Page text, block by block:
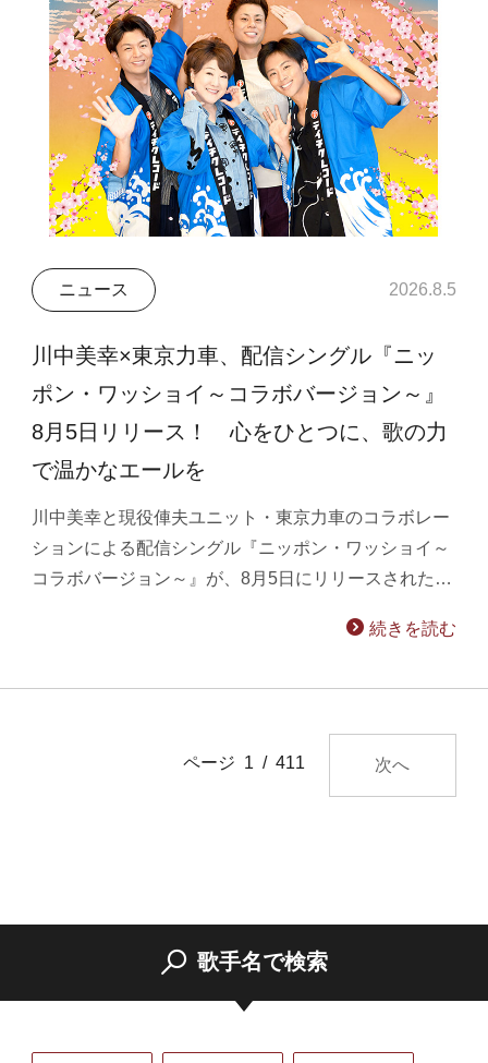
ニュース 2026.8.5
川中美幸×東京力車、配信シングル『ニッ
ポン・ワッショイ～コラボバージョン～』
8月5日リリース！ 心をひとつに、歌の力
で温かなエールを
川中美幸と現役俥夫ユニット・東京力車のコラボレー
ションによる配信シングル『ニッポン・ワッショイ～
コラボバージョン～』が、8月5日にリリースされた…
続きを読む
ページ 1 / 411 次へ
歌手名で検索